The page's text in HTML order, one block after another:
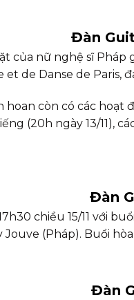
Đàn
của nữ nghệ sĩ
de Danse de Paris,
hoan còn có các
(20h ngày 13/11),
Đàn
chiều 15/11 với
(Pháp). Buổi
Đàn